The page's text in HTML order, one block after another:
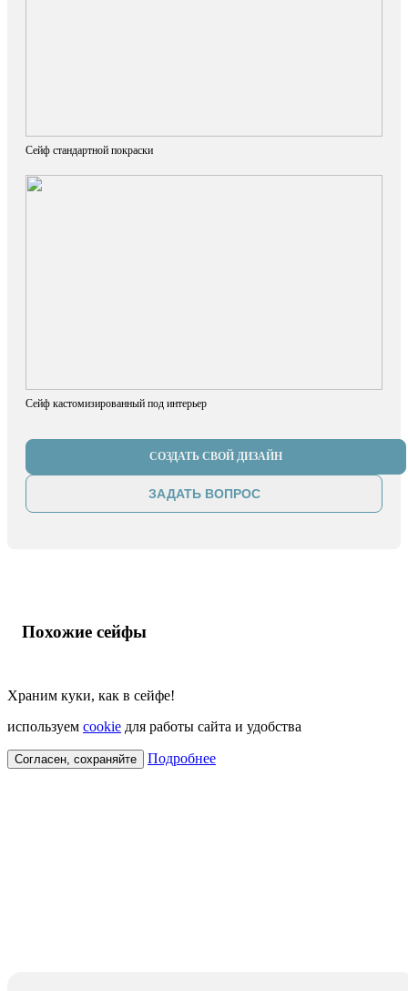
Сейф стандартной покраски
Сейф кастомизированный под интерьер
СОЗДАТЬ СВОЙ ДИЗАЙН
ЗАДАТЬ ВОПРОС
Похожие сейфы
Храним куки, как в сейфе!
используем cookie для работы сайта и удобства
Согласен, сохраняйте Подробнее